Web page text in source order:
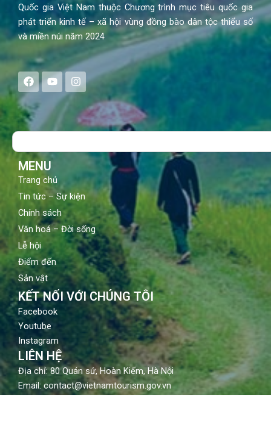
Quốc gia Việt Nam thuộc Chương trình mục tiêu quốc gia
phát triển kinh tế – xã hội vùng đồng bào dân tộc thiểu số
và miền núi năm 2024
F
a
c
e
b
o
Y
o
u
t
u
b
I
n
s
a
g
Search
MENU
Trang chủ
Tin tức – Sự kiện
Chính sách
Văn hoá – Đời sống
Lễ hội
Điểm đến
Sản vật
KẾT NỐI VỚI CHÚNG TÔI
Facebook
Youtube
Instagram
LIÊN HỆ
Địa chỉ: 80 Quán sứ, Hoàn Kiếm, Hà Nội
Email: contact@vietnamtourism.gov.vn